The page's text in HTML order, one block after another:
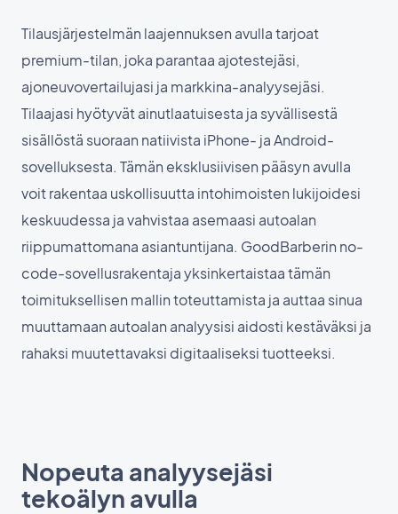
Tilausjärjestelmän laajennuksen avulla tarjoat
premium-tilan, joka parantaa ajotestejäsi,
ajoneuvovertailujasi ja markkina-analyysejäsi.
Tilaajasi hyötyvät ainutlaatuisesta ja syvällisestä
sisällöstä suoraan natiivista iPhone- ja Android-
sovelluksesta. Tämän eksklusiivisen pääsyn avulla
voit rakentaa uskollisuutta intohimoisten lukijoidesi
keskuudessa ja vahvistaa asemaasi autoalan
riippumattomana asiantuntijana. GoodBarberin no-
code-sovellusrakentaja yksinkertaistaa tämän
toimituksellisen mallin toteuttamista ja auttaa sinua
muuttamaan autoalan analyysisi aidosti kestäväksi ja
rahaksi muutettavaksi digitaaliseksi tuotteeksi.
Nopeuta analyysejäsi
tekoälyn avulla